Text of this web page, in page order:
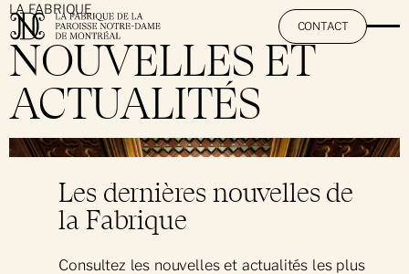
La Fabrique
Nos institutions
Basilique Notre-Dame de Montréal
Cimetière Notre-Dame-des-Neiges
Travaillez avec nous
CONTACT
LA FABRIQUE
NOUVELLES ET
ACTUALITÉS
}
Les dernières nouvelles de
la Fabrique
Consultez les nouvelles et actualités les plus